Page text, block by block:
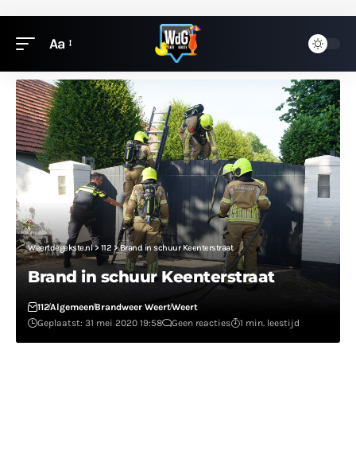
Aa
Weertdegekste.nl> 112 >Brand in schuur Keenterstraat
Brand in schuur Keenterstraat
112AlgemeenBrandweer WeertWeert
Geplaatst: 31 mei 2020 19:58
Geen reacties 1 min. leestijd